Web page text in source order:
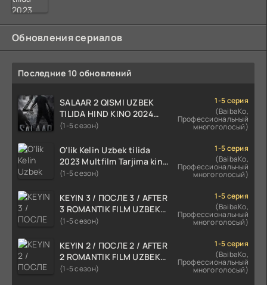
Обновления сериалов
Последние 10 обновлений
SALAAR 2 QISMI UZBEK
TILIDA HIND KINO 2024
TARJIMA 720p HD Skachat
(1-5 сезон)
1-5 серия
(BaibaKo,
Профессиональный
многоголосый)
O'lik Kelin Uzbek tilida
2023 Multfilm Tarjima kino
skachat
(1-5 сезон)
1-5 серия
(BaibaKo,
Профессиональный
многоголосый)
KEYIN 3 / ПОСЛЕ 3 / AFTER
3 ROMANTIK FILM UZBEK
TILIDA 2021 TARJIMA FILM
(1-5 сезон)
1-5 серия
(BaibaKo,
Профессиональный
многоголосый)
KEYIN 2 / ПОСЛЕ 2 / AFTER
2 ROMANTIK FILM UZBEK
TILIDA 2020 TARJIMA FILM
(1-5 сезон)
1-5 серия
(BaibaKo,
Профессиональный
многоголосый)